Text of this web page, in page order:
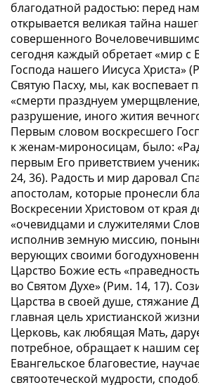
благодатной радостью: перед
открывается великая тайна
совершенного
сегодня каждый обретает«мир с
Господа нашего Иисуса Христа»
Святую Пасху, мы, как воспевает
«смерти празднуем
разрушение, иного жития
Первым словом воскресшего
к женам-мироносицам, было:
первым Его приветствием
24, 36). Радость и мир даровал
апостолам, которые пронесли
Воскресении Христовом от края
«очевидцами и служителями
исполнив земную миссию,
верующих своими
Царство Божие есть
во Святом Духе» (Рим. 14, 17).
Царства в своей душе, стяжание
главная цель христианской
Церковь, как любящая Мать,
потребное, обращает к нашим
Евангельское благовестие,
святоотеческой мудрости,